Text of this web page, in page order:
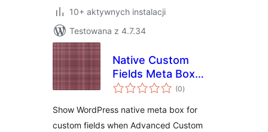
10+ aktywnych instalacji
Testowana z 4.7.34
Native Custom
Fields Meta Box
and ACF
(0wszystkich
ocen
)
Show WordPress native meta box for
custom fields when Advanced Custom